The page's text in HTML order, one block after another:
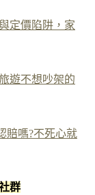
定價陷阱，家
遊不想吵架的
賠嗎?不死心就
群